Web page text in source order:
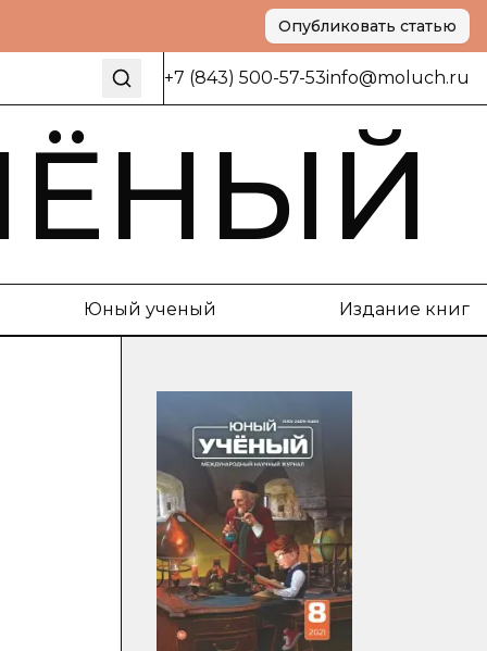
Опубликовать статью
+7 (843) 500-57-53info@moluch.ru
Юный ученый Издание книг